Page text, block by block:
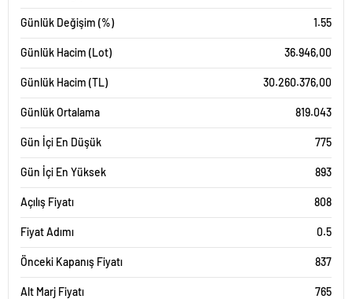
Günlük Değişim (%) 1.55
Günlük Hacim (Lot) 36.946,00
Günlük Hacim (TL) 30.260.376,00
Günlük Ortalama 819.043
Gün İçi En Düşük 775
Gün İçi En Yüksek 893
Açılış Fiyatı 808
Fiyat Adımı 0.5
Önceki Kapanış Fiyatı 837
Alt Marj Fiyatı 765